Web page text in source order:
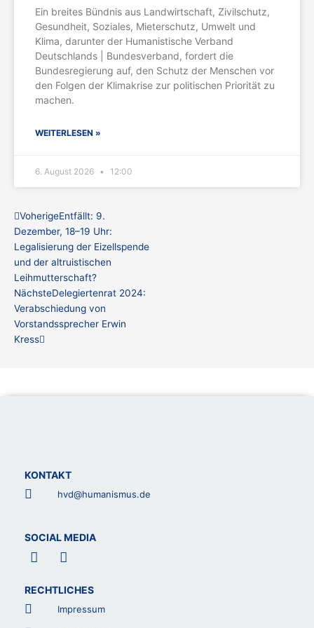
Ein breites Bündnis aus Landwirtschaft, Zivilschutz,
Gesundheit, Soziales, Mieterschutz, Umwelt und
Klima, darunter der Humanistische Verband
Deutschlands | Bundesverband, fordert die
Bundesregierung auf, den Schutz der Menschen vor
den Folgen der Klimakrise zur politischen Priorität zu
machen.
WEITERLESEN »
6. August 2026 12:00
VoherigeEntfällt: 9.
Dezember, 18–19 Uhr:
Legalisierung der Eizellspende
und der altruistischen
Leihmutterschaft?
NächsteDelegiertenrat 2024:
Verabschiedung von
Vorstandssprecher Erwin
Kress
KONTAKT
hvd@humanismus.de
SOCIAL MEDIA
F
a
e
L
i
k
e
RECHTLICHES
Impressum